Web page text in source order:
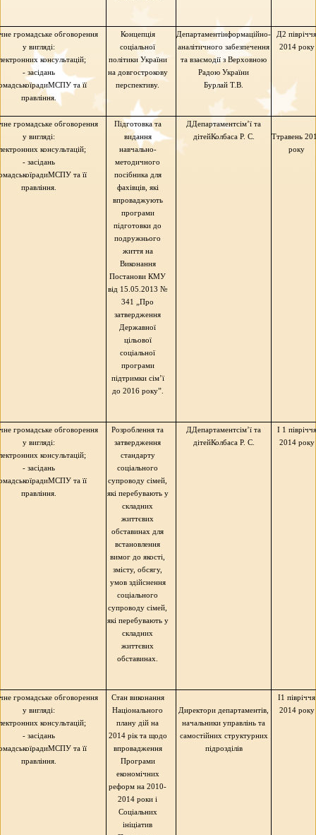
громадське обговорення
у вигляді:
консультацій;
- засідань
радиМСПУ та її
правління.
Концепція
соціальної
політики України
на довгострокову
перспективу.
Департаментінформаційно-
аналітичного забезпечення
та взаємодії з Верховною
Радою України
Бурлай Т.В.
Д2 півріччя
2014 року
громадське обговорення
у вигляді:
консультацій;
- засідань
радиМСПУ та її
правління.
Підготовка та
видання
навчально-
методичного
посібника для
фахівців, які
впроваджують
програми
підготовки до
подружнього
життя на
Виконання
Постанови КМУ
від 15.05.2013 №
341 „Про
затвердження
Державної
цільової
соціальної
програми
підтримки сім’ї
до 2016 року”.
ДДепартаментсім’ї та
дітейКолбаса Р. С. Ттравень
року
громадське обговорення
у вигляді:
консультацій;
- засідань
радиМСПУ та її
правління.
Розроблення та
затвердження
стандарту
соціального
супроводу сімей,
які перебувають у
складних
життєвих
обставинах для
встановлення
вимог до якості,
змісту, обсягу,
умов здійснення
соціального
супроводу сімей,
які перебувають у
складних
життєвих
обставинах.
ДДепартаментсім’ї та
дітейКолбаса Р. С.
I 1 півріччя
2014 року
громадське обговорення
у вигляді:
консультацій;
- засідань
радиМСПУ та її
правління.
Стан виконання
Національного
плану дій на
2014 рік та щодо
впровадження
Програми
економічних
реформ на 2010-
2014 роки і
Соціальних
ініціатив
Директори департаментів,
начальники управлінь та
самостійних структурних
підрозділів
I1 півріччя
2014 року